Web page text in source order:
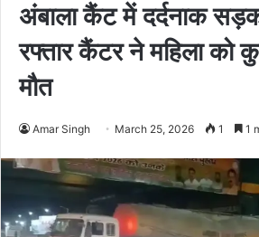
अंबाला कैंट में दर्दनाक
रफ्तार कैंटर ने महिला को
मौत
Amar Singh March 25, 2026 1 1